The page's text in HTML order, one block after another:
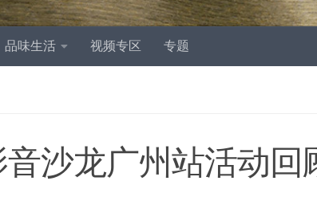
品味生活 视频专区 专题
沙龙广州站活动回